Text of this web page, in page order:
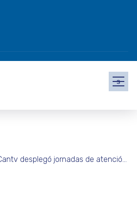
s
desplegó jornadas de atención integral en comunidades del estado Apure